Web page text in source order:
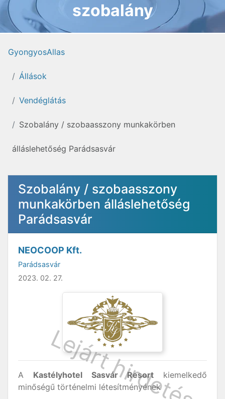
szobalány
GyongyosAllas
Állások
Vendéglátás
Szobalány / szobaasszony munkakörben
álláslehetőség Parádsasvár
Szobalány / szobaasszony
munkakörben álláslehetőség
Parádsasvár
NEOCOOP Kft.
Parádsasvár
2023. 02. 27.
A Kastélyhotel Sasvár Resort kiemelkedő
minőségű történelmi létesítményének